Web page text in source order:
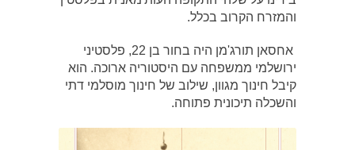
והמזרח הקרוב בכלל.
אחסאן תורג'מן היה בחור בן 22, פלסטיני
ירושלמי ממשפחה עם היסטוריה ארוכה. הוא
קיבל חינוך מגוון, שילוב של חינוך מוסלמי דתי
והשכלה תיכונית פתוחה.